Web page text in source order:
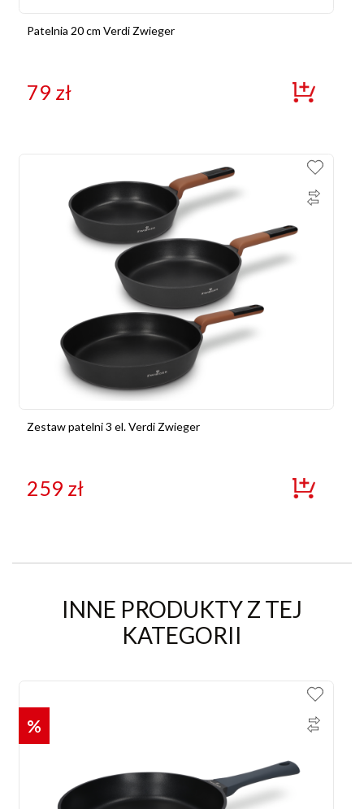
Patelnia 20 cm Verdi Zwieger
79 zł
Zestaw patelni 3 el. Verdi Zwieger
259 zł
INNE PRODUKTY Z TEJ
KATEGORII
%